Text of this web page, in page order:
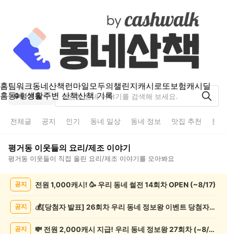
홈팀워크동네산책런마일모두의챌린지캐시로또보험캐시딜
홈동네 생활주변 산책산책 기록
평거동
전체글 공지 인기 동네 일상 동네 정보 맛집 추천 분
평거동 이웃들의 요리/제조 이야기
평거동 이웃들이 직접 올린 요리/제조 이야기를 모아봐요
공지 전원 1,000캐시! 🥳 우리 동네 썰전 14회차 OPEN (~8/17)
공지 💰[당첨자 발표] 26회차 우리 동네 정보왕 이벤트 당첨자를 발표합니다!
공지 💸 전원 2,000캐시 지급! 우리 동네 정보왕 27회차 (~8/10)